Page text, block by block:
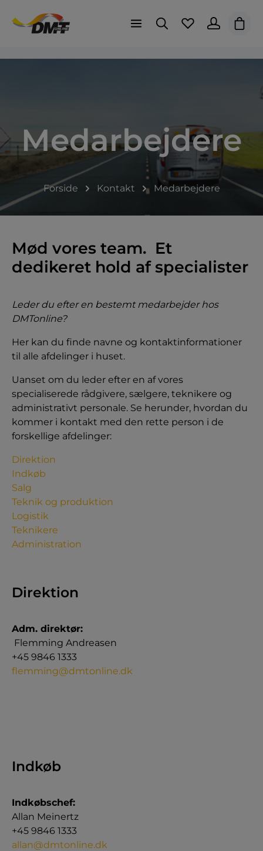
Medarbejdere
Forside Kontakt Medarbejdere
Mød vores team. Et
dedikeret hold af specialister
Leder du efter en bestemt medarbejder hos
DMTonline?
Her kan du finde navne og kontaktinformationer
til alle afdelinger i huset.
Uanset om du leder efter en af vores
specialiserede rådgivere, sælgere, teknikere og
administrativt personale. Se herunder, hvordan du
kommer i kontakt med den rette person i de
forskellige afdelinger:
Direktion
Indkøb
Salg
Teknik og produktion
Logistik
Teknikere
Administration
Direktion
Adm. direktør:
Flemming Andreasen
+45 9846 1333
flemming@dmtonline.dk
Indkøb
Indkøbschef:
Allan Meinertz
+45 9846 1333
allan@dmtonline.dk